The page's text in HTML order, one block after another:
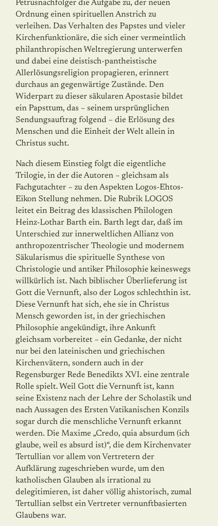
Petrusnachfolger die Aufgabe zu, der neuen
Ordnung einen spirituellen Anstrich zu
verleihen. Das Verhalten des Papstes und vieler
Kirchenfunktionäre, die sich einer vermeintlich
philanthropischen Weltregierung unterwerfen
und dabei eine deistisch-pantheistische
Allerlösungsreligion propagieren, erinnert
durchaus an gegenwärtige Zustände. Den
Widerpart zu dieser säkularen Apostasie bildet
ein Papsttum, das – seinem ursprünglichen
Sendungsauftrag folgend – die Erlösung des
Menschen und die Einheit der Welt allein in
Christus sucht.
Nach diesem Einstieg folgt die eigentliche
Trilogie, in der die Autoren – gleichsam als
Fachgutachter – zu den Aspekten Logos-Ehtos-
Eikon Stellung nehmen. Die Rubrik LOGOS
leitet ein Beitrag des klassischen Philologen
Heinz-Lothar Barth ein. Barth legt dar, daß im
Unterschied zur innerweltlichen Allianz von
anthropozentrischer Theologie und modernem
Säkularismus die spirituelle Synthese von
Christologie und antiker Philosophie keineswegs
willkürlich ist. Nach biblischer Überlieferung ist
Gott die Vernunft, also der Logos schlechthin ist.
Diese Vernunft hat sich, ehe sie in Christus
Mensch geworden ist, in der griechischen
Philosophie angekündigt, ihre Ankunft
gleichsam vorbereitet – ein Gedanke, der nicht
nur bei den lateinischen und griechischen
Kirchenvätern, sondern auch in der
Regensburger Rede Benedikts XVI. eine zentrale
Rolle spielt. Weil Gott die Vernunft ist, kann
seine Existenz nach der Lehre der Scholastik und
nach Aussagen des Ersten Vatikanischen Konzils
sogar durch die menschliche Vernunft erkannt
werden. Die Maxime „Credo, quia absurdum (ich
glaube, weil es absurd ist)“, die dem Kirchenvater
Tertullian vor allem von Vertretern der
Aufklärung zugeschrieben wurde, um den
katholischen Glauben als irrational zu
delegitimieren, ist daher völlig ahistorisch, zumal
Tertullian selbst ein Vertreter vernunftbasierten
Glaubens war.